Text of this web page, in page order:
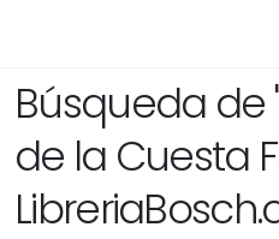
Búsqueda de
de la Cuesta